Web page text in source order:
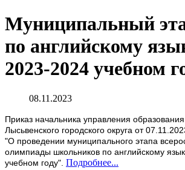
Муниципальный
по английскому
2023-2024 учебном
08.11.2023
Приказ начальника управления
Лысьвенского городского округа от
"О проведении муниципального этапа
олимпиады школьников по английскому
учебном году". Подробнее...